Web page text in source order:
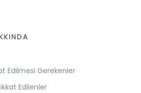
Edilmesi Gerekenler
Edilenler